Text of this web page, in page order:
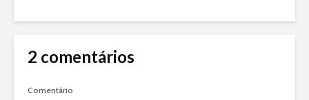
2 comentários
Comentário